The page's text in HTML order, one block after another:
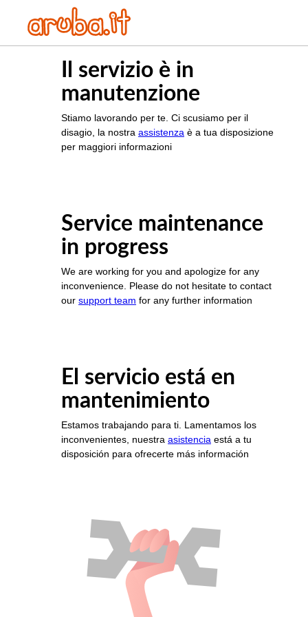
Il servizio è in
manutenzione
Stiamo lavorando per te. Ci scusiamo per il
disagio, la nostra assistenza è a tua disposizione
per maggiori informazioni
Service maintenance
in progress
We are working for you and apologize for any
inconvenience. Please do not hesitate to contact
our support team for any further information
El servicio está en
mantenimiento
Estamos trabajando para ti. Lamentamos los
inconvenientes, nuestra asistencia está a tu
disposición para ofrecerte más información